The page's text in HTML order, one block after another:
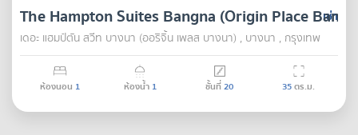
เช่า
The Hampton Suites Bangna (Origin Place
เดอะ แฮมป์ตัน สวีท บางนา (ออริจิ้น เพลส บางนา) , บางนา , กรุงเทพ
ห้องนอน 1 ห้องน้ำ 1 ชั้นที่20 35ตร.ม.